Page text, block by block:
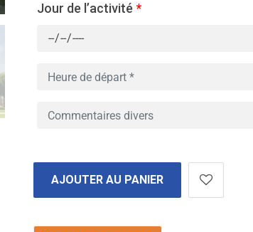
Jour de l’activité *
AJOUTER AU PANIER